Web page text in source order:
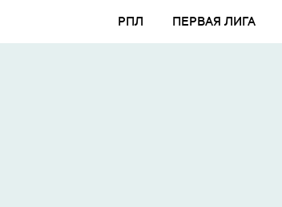
РПЛ ПЕРВАЯ ЛИГА